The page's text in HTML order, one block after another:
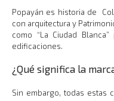
Popayán es historia de
con arquitectura y
como “La Ciudad
edificaciones.
¿Qué significa la
Sin embargo, todas estas